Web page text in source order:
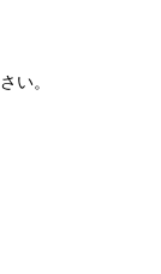
い。